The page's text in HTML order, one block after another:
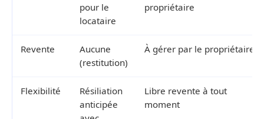
pour le
locataire
propriétaire
Revente
Aucune
(restitution)
À gérer par le propriétaire
Flexibilité
Résiliation
anticipée
Libre revente à tout
moment